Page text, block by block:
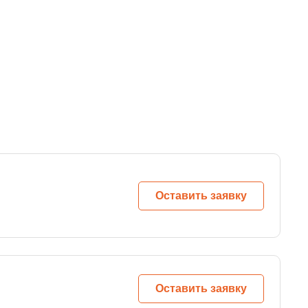
Оставить заявку
Оставить заявку